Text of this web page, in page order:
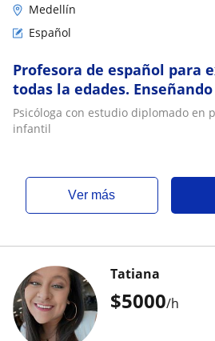
Medellín
Español
Profesora de español para
todas la edades.
básicos especializado
Psicóloga con estudio diplomado en
infantil
ver más
$5000/h
Tatiana